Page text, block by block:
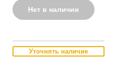
Нет в наличии
Уточнять наличие